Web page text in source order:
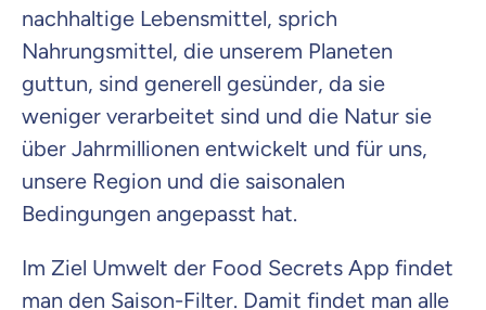
nachhaltige Lebensmittel, sprich
Nahrungsmittel, die unserem Planeten
guttun, sind generell gesünder, da sie
weniger verarbeitet sind und die Natur sie
über Jahrmillionen entwickelt und für uns,
unsere Region und die saisonalen
Bedingungen angepasst hat.
Im Ziel Umwelt der Food Secrets App findet
man den Saison-Filter. Damit findet man alle